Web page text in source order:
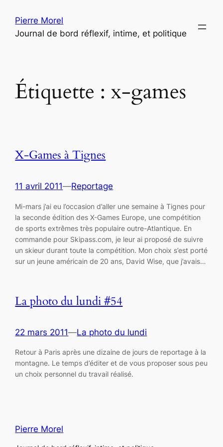
contenu
Pierre Morel
Journal de bord réflexif, intime, et politique
Étiquette :x-games
X-Games à Tignes
11 avril 2011—Reportage
Mi-mars j’ai eu l’occasion d’aller une semaine à Tignes pour
la seconde édition des X-Games Europe, une compétition
de sports extrêmes très populaire outre-Atlantique. En
commande pour Skipass.com, je leur ai proposé de suivre
un skieur durant toute la compétition. Mon choix s’est porté
sur un jeune américain de 20 ans, David Wise, que j’avais…
La photo du lundi #54
22 mars 2011—La photo du lundi
Retour à Paris après une dizaine de jours de reportage à la
montagne. Le temps d’éditer et de vous proposer sous peu
un choix personnel du travail réalisé.
Pierre Morel